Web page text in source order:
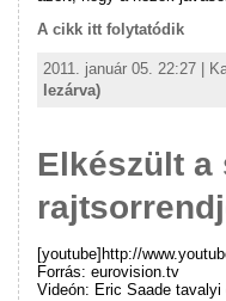
A cikk itt folytatódik
2011. január 05. 22:27 |
lezárva)
Elkészült a
[youtube]http://
Forrás: eurovision.tv
Videón: Eric Saade